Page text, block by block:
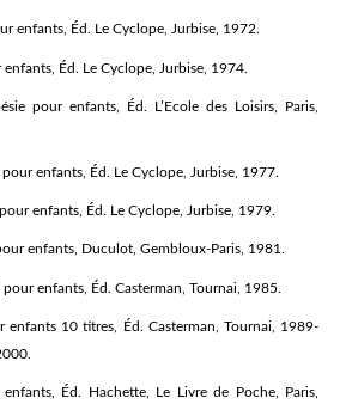
enfants, Éd. Le Cyclope, Jurbise, 1972.
enfants, Éd. Le Cyclope, Jurbise, 1974.
pour enfants, Éd. L’Ecole des Loisirs, Paris,
pour enfants, Éd. Le Cyclope, Jurbise, 1977.
enfants, Éd. Le Cyclope, Jurbise, 1979.
enfants, Duculot, Gembloux-Paris, 1981.
enfants, Éd. Casterman, Tournai, 1985.
enfants 10 titres, Éd. Casterman, Tournai, 1989-
Éd. Hachette, Le Livre de Poche, Paris,